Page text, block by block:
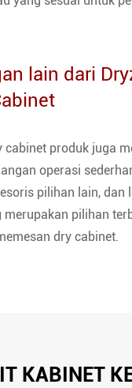
lain dari
cabinet produk juga
operasi
pilihan lain, dan
merupakan pilihan
dry cabinet.
KABINET